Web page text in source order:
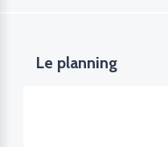
Le planning